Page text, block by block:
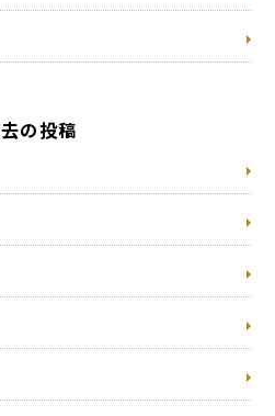
の投稿